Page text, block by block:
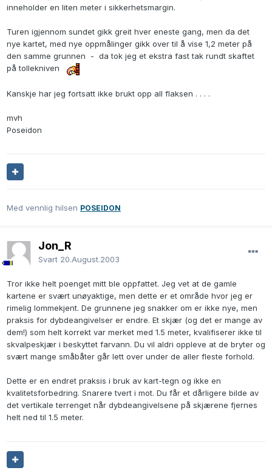
inneholder en liten meter i sikkerhetsmargin.
Turen igjennom sundet gikk greit hver eneste gang, men da det
nye kartet, med nye oppmålinger gikk over til å vise 1,2 meter på
den samme grunnen - da tok jeg et ekstra fast tak rundt skaftet
på tollekniven
Kanskje har jeg fortsatt ikke brukt opp all flaksen . . . .
mvh
Poseidon
Med vennlig hilsen POSEIDON
Jon_R
Svart 20.August.2003
Tror ikke helt poenget mitt ble oppfattet. Jeg vet at de gamle
kartene er svært unøyaktige, men dette er et område hvor jeg er
rimelig lommekjent. De grunnene jeg snakker om er ikke nye, men
praksis for dybdeangivelser er endre. Et skjær (og det er mange av
dem!) som helt korrekt var merket med 1.5 meter, kvalifiserer ikke til
skvalpeskjær i beskyttet farvann. Du vil aldri oppleve at de bryter og
svært mange småbåter går lett over under de aller fleste forhold.
Dette er en endret praksis i bruk av kart-tegn og ikke en
kvalitetsforbedring. Snarere tvert i mot. Du får et dårligere bilde av
det vertikale terrenget når dybdeangivelsene på skjærene fjernes
helt ned til 1.5 meter.